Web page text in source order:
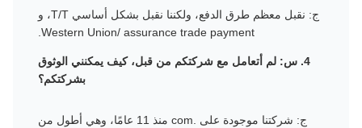
ج: نقبل معظم طرق الدفع، ولكننا نقبل بشكل أساسي T/T، و
Western Union/ assurance trade payment.
4. س: لم أتعامل مع شركتكم من قبل، كيف يمكنني الوثوق
بشركتكم؟
ج: شركتنا موجودة على .com منذ 11 عامًا، وهي أطول من